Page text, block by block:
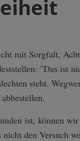
mit Sorgfalt,
"Das ist
steht.
ist, können wir
nicht den Versuch